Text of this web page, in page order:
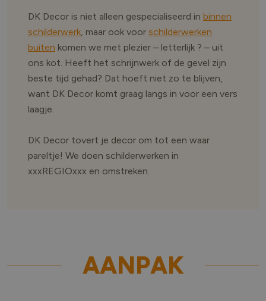
DK Decor is niet alleen gespecialiseerd in binnen
schilderwerk, maar ook voor schilderwerken
buiten komen we met plezier – letterlijk ? – uit
ons kot. Heeft het schrijnwerk of de gevel zijn
beste tijd gehad? Dat hoeft niet zo te blijven,
want DK Decor komt graag langs in voor een vers
laagje.
DK Decor tovert je decor om tot een waar
pareltje! We doen schilderwerken in
xxxREGIOxxx en omstreken.
AANPAK